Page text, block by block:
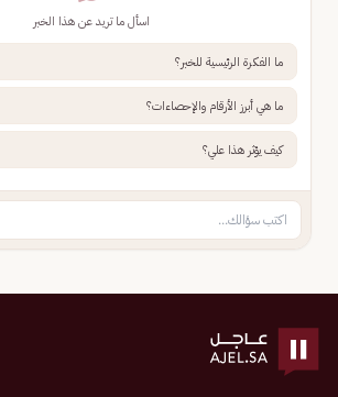
اسأل ما تريد عن هذا الخبر
ما الفكرة الرئيسية للخبر؟
ما هي أبرز الأرقام والإحصاءات؟
كيف يؤثر هذا علي؟